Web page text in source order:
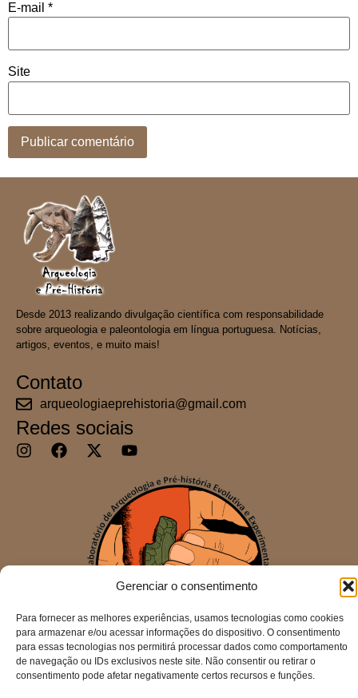
Gerenciar o consentimento
Para fornecer as melhores experiências, usamos tecnologias como cookies
para armazenar e/ou acessar informações do dispositivo. O consentimento
para essas tecnologias nos permitirá processar dados como comportamento
de navegação ou IDs exclusivos neste site. Não consentir ou retirar o
consentimento pode afetar negativamente certos recursos e funções.
E-mail *
Site
Desde 2013 realizando divulgação científica com responsabilidade
sobre arqueologia e paleontologia em língua portuguesa. Notícias,
artigos, eventos, e muito mais!
Contato
arqueologiaeprehistoria@gmail.com
Redes sociais